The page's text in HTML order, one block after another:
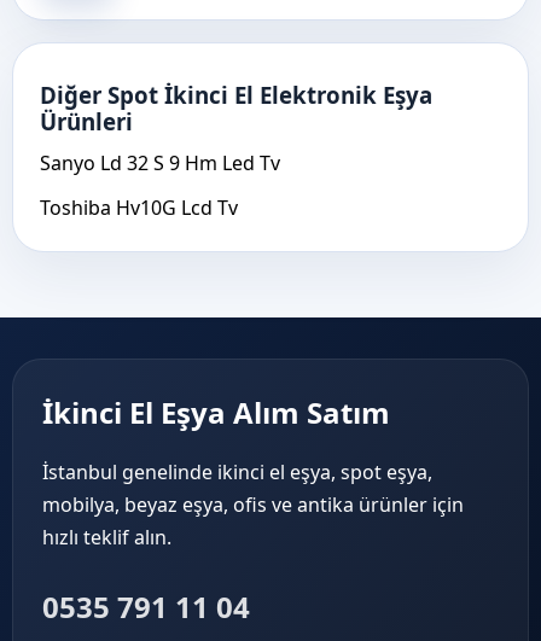
Diğer Spot İkinci El Elektronik Eşya
Ürünleri
Sanyo Ld 32 S 9 Hm Led Tv
Toshiba Hv10G Lcd Tv
İkinci El Eşya Alım Satım
İstanbul genelinde ikinci el eşya, spot eşya,
mobilya, beyaz eşya, ofis ve antika ürünler için
hızlı teklif alın.
0535 791 11 04